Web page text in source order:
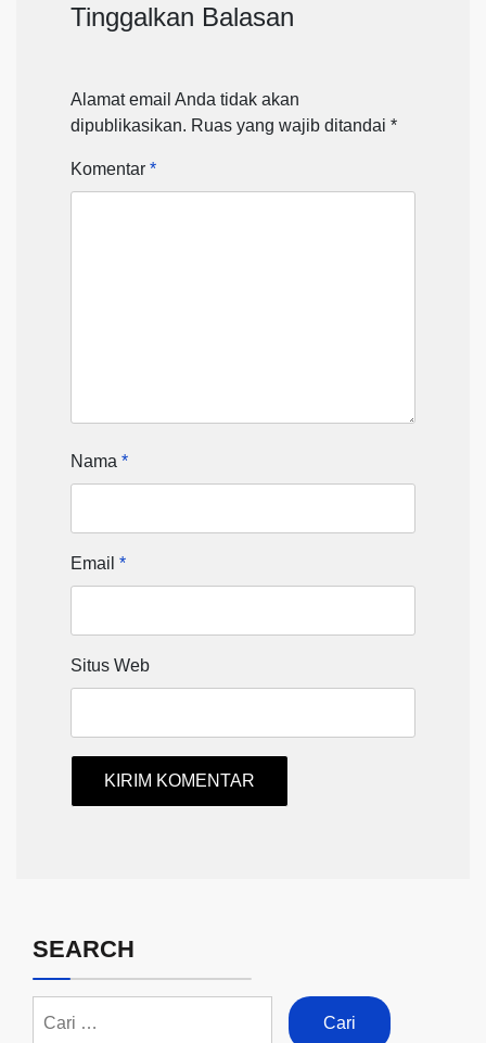
Tinggalkan Balasan
Alamat email Anda tidak akan
dipublikasikan. Ruas yang wajib ditandai *
Komentar *
Nama *
Email *
Situs Web
SEARCH